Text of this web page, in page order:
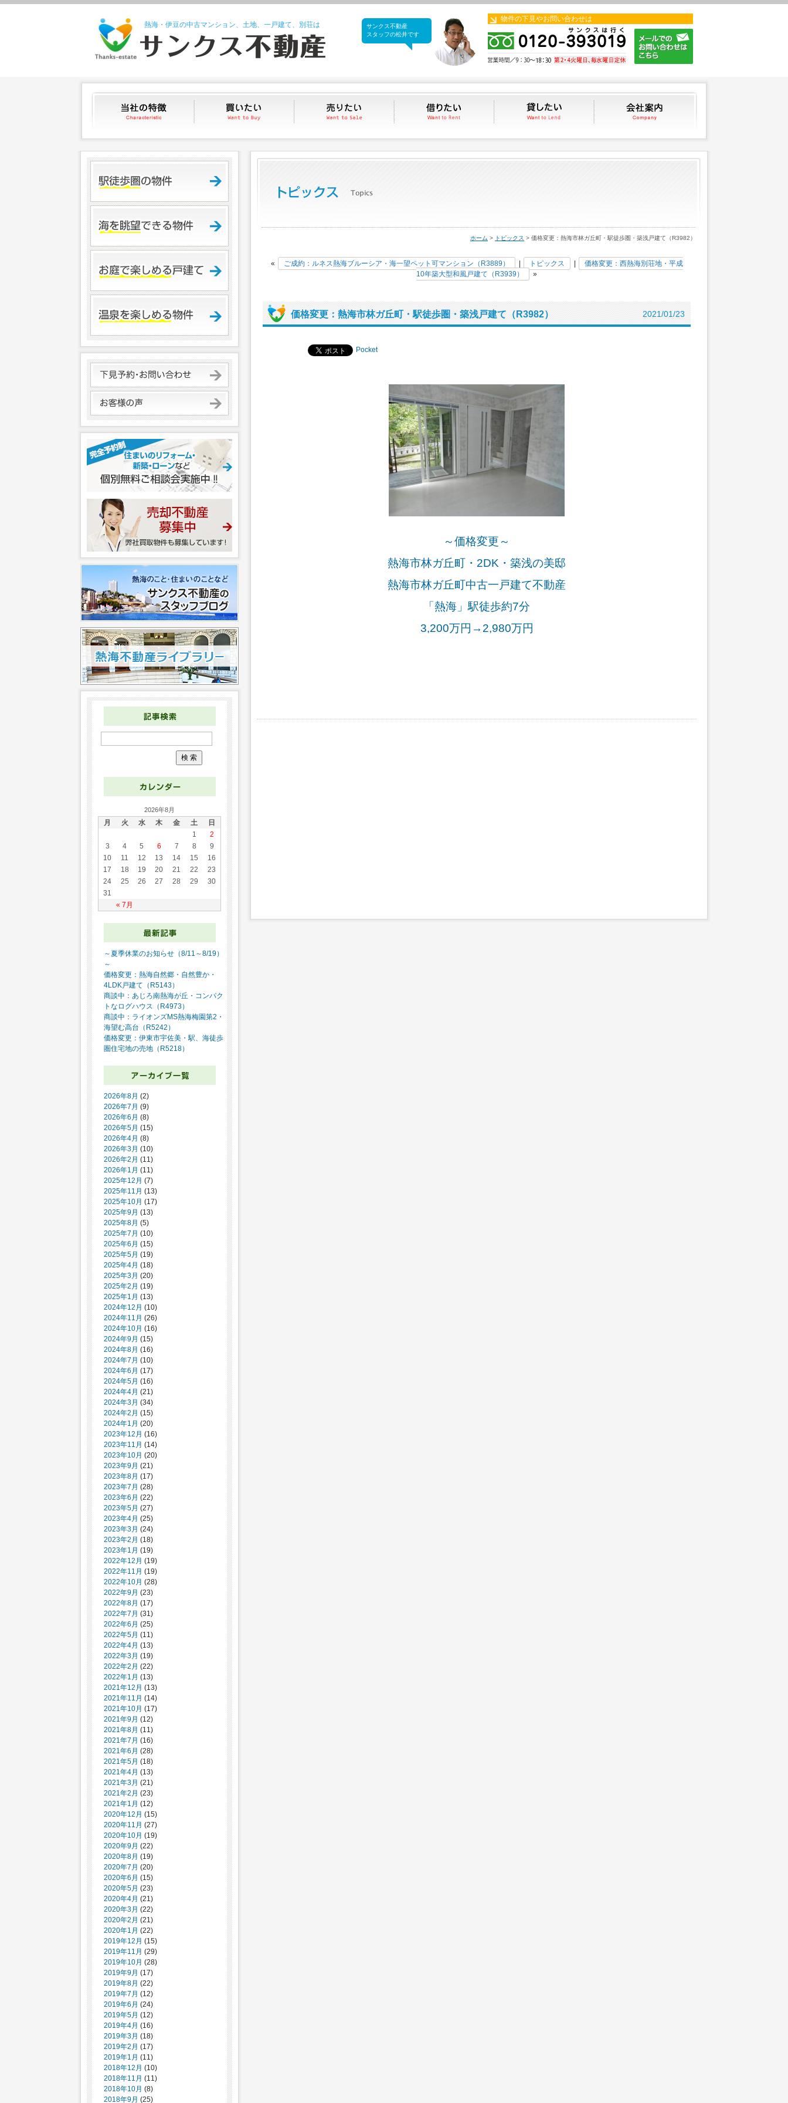
熱海・伊豆の中古マンション、土地、一戸建て、別荘は
サンクス不動産
サンクス不動産
スタッフの松井です
物件の下見やお問い合わせは
当社の特徴 買いたい 売りたい 借りたい 貸したい
ホーム > トピックス > 価格変更：熱海市林ガ丘町・駅徒歩圏・築浅戸建て（R3982）
« ご成約：ルネス熱海ブルーシア・海一望ペット可マンション（R3889） トピックス
価格変更：西熱海別荘地・平成
10年築大型和風戸建て（R3939）
»
価格変更：熱海市林ガ丘町・駅徒歩圏・築浅戸建て（R3982） 2021/01/23
Pocket
～価格変更～
熱海市林ガ丘町・2DK・築浅の美邸
熱海市林ガ丘町中古一戸建て不動産
「熱海」駅徒歩約7分
3,200万円→2,980万円
2026年8月
月 火 水 木 金 土 日
« 7月
1
2
3
4 5 6 7 8
9
10
11 12 13 14 15
16
17
18 19 20 21 22
23
24
25 26 27 28 29
30
31
～夏季休業のお知らせ（8/11～8/19）
～
価格変更：熱海自然郷・自然豊か・
4LDK戸建て（R5143）
商談中：あじろ南熱海が丘・コンパク
トなログハウス（R4973）
商談中：ライオンズMS熱海梅園第2・
海望む高台（R5242）
価格変更：伊東市宇佐美・駅、海徒歩
圏住宅地の売地（R5218）
2026年8月 (2)
2026年7月 (9)
2026年6月 (8)
2026年5月 (15)
2026年4月 (8)
2026年3月 (10)
2026年2月 (11)
2026年1月 (11)
2025年12月 (7)
2025年11月 (13)
2025年10月 (17)
2025年9月 (13)
2025年8月 (5)
2025年7月 (10)
2025年6月 (15)
2025年5月 (19)
2025年4月 (18)
2025年3月 (20)
2025年2月 (19)
2025年1月 (13)
2024年12月 (10)
2024年11月 (26)
2024年10月 (16)
2024年9月 (15)
2024年8月 (16)
2024年7月 (10)
2024年6月 (17)
2024年5月 (16)
2024年4月 (21)
2024年3月 (34)
2024年2月 (15)
2024年1月 (20)
2023年12月 (16)
2023年11月 (14)
2023年10月 (20)
2023年9月 (21)
2023年8月 (17)
2023年7月 (28)
2023年6月 (22)
2023年5月 (27)
2023年4月 (25)
2023年3月 (24)
2023年2月 (18)
2023年1月 (19)
2022年12月 (19)
2022年11月 (19)
2022年10月 (28)
2022年9月 (23)
2022年8月 (17)
2022年7月 (31)
2022年6月 (25)
2022年5月 (11)
2022年4月 (13)
2022年3月 (19)
2022年2月 (22)
2022年1月 (13)
2021年12月 (13)
2021年11月 (14)
2021年10月 (17)
2021年9月 (12)
2021年8月 (11)
2021年7月 (16)
2021年6月 (28)
2021年5月 (18)
2021年4月 (13)
2021年3月 (21)
2021年2月 (23)
2021年1月 (12)
2020年12月 (15)
2020年11月 (27)
2020年10月 (19)
2020年9月 (22)
2020年8月 (19)
2020年7月 (20)
2020年6月 (15)
2020年5月 (23)
2020年4月 (21)
2020年3月 (22)
2020年2月 (21)
2020年1月 (22)
2019年12月 (15)
2019年11月 (29)
2019年10月 (28)
2019年9月 (17)
2019年8月 (22)
2019年7月 (12)
2019年6月 (24)
2019年5月 (12)
2019年4月 (16)
2019年3月 (18)
2019年2月 (17)
2019年1月 (11)
2018年12月 (10)
2018年11月 (11)
2018年10月 (8)
2018年9月 (25)